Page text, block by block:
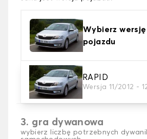
Wybierz
pojazdu
RAPID
Wersja 11/2012 -
2. Materiał
wybierz materiał dywanika
3. gra dywanowa
wybierz liczbę potrzebnych